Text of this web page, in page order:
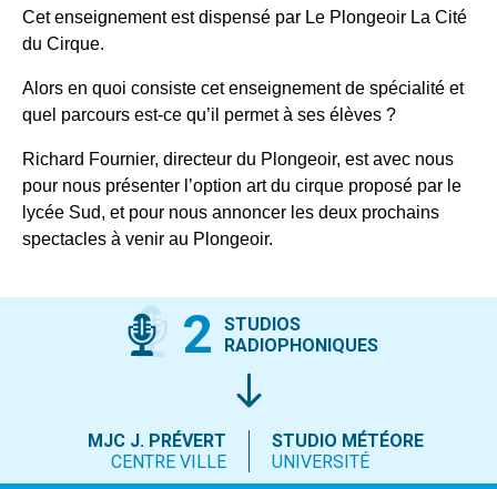
Cet enseignement est dispensé par Le Plongeoir La Cité
du Cirque.
Alors en quoi consiste cet enseignement de spécialité et
quel parcours est-ce qu’il permet à ses élèves ?
Richard Fournier, directeur du Plongeoir, est avec nous
pour nous présenter l’option art du cirque proposé par le
lycée Sud, et pour nous annoncer les deux prochains
spectacles à venir au Plongeoir.
2
STUDIOS
RADIOPHONIQUES
MJC J. PRÉVERT
CENTRE VILLE
STUDIO MÉTÉORE
UNIVERSITÉ